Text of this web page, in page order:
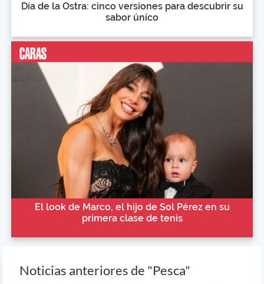
Día de la Ostra: cinco versiones para descubrir su
sabor único
El look de Marco, el hijo de Sol Pérez en su
primera clase de tenis
Noticias anteriores de "Pesca"